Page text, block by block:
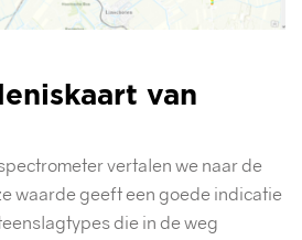
van
vertalen we naar de
waarde geeft een goede indicatie
die in de weg